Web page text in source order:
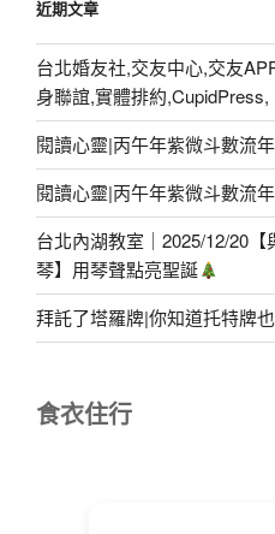
近期文章
台北婚友社,交友中心,交友
身聯誼,實體排約,CupidPress,
閱讀心靈|丙午年紫微斗數流
閱讀心靈|丙午年紫微斗數流
台北內湖教室｜2025/12/20
琴】用琴聲點亮聖誕
拜託了塔羅牌|你知道托特牌
食衣住行